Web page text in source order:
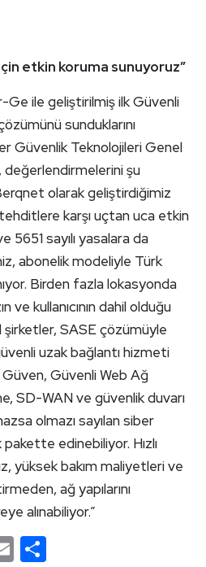
etkin koruma sunuyoruz”
Ge ile geliştirilmiş ilk Güvenli
sunduklarını
Güvenlik Teknolojileri Genel
değerlendirmelerini şu
olarak geliştirdiğimiz
karşı uçtan uca etkin
5651 sayılı yasalara da
abonelik modeliyle Türk
Birden fazla lokasyonda
ve kullanıcının dahil olduğu
şirketler, SASE çözümüyle
uzak bağlantı hizmeti
Güvenli Web Ağ
SD-WAN ve güvenlik duvarı
olmazı sayılan siber
edinebiliyor. Hızlı
yüksek bakım maliyetleri ve
ağ yapılarını
alınabiliyor.”
Email